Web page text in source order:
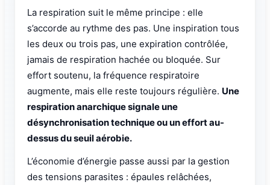
La respiration suit le même principe : elle
s’accorde au rythme des pas. Une inspiration tous
les deux ou trois pas, une expiration contrôlée,
jamais de respiration hachée ou bloquée. Sur
effort soutenu, la fréquence respiratoire
augmente, mais elle reste toujours régulière. Une
respiration anarchique signale une
désynchronisation technique ou un effort au-
dessus du seuil aérobie.
L’économie d’énergie passe aussi par la gestion
des tensions parasites : épaules relâchées,